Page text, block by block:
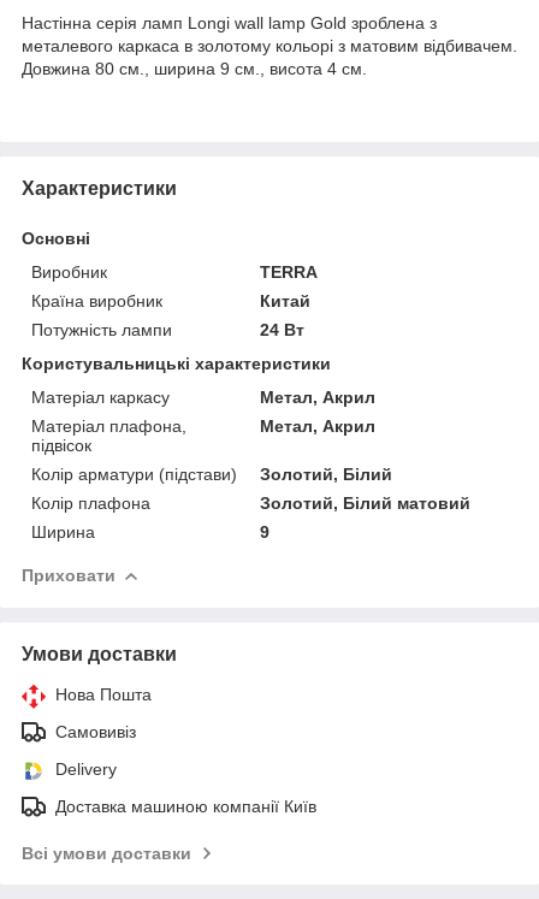
Настінна серія ламп Longi wall lamp Gold зроблена з
металевого каркаса в золотому кольорі з матовим відбивачем.
Довжина 80 см., ширина 9 см., висота 4 см.
Характеристики
Основні
Виробник
TERRA
Країна виробник
Китай
Потужність лампи
24 Вт
Користувальницькі характеристики
Матеріал каркасу
Метал, Акрил
Матеріал плафона,
підвісок
Метал, Акрил
Колір арматури (підстави)
Золотий, Білий
Колір плафона
Золотий, Білий матовий
Ширина
9
Приховати
Умови доставки
Нова Пошта
Самовивіз
Delivery
Доставка машиною компанії Київ
Всі умови доставки